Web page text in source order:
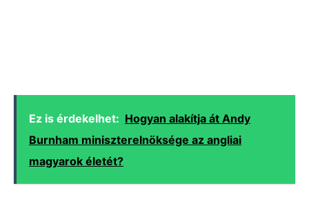
Ez is érdekelhet: Hogyan alakítja át Andy
Burnham miniszterelnöksége az angliai
magyarok életét?